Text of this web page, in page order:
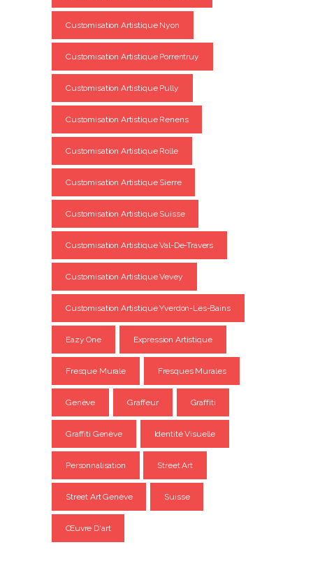
Customisation Artistique Nyon
Customisation Artistique Porrentruy
Customisation Artistique Pully
Customisation Artistique Renens
Customisation Artistique Rolle
Customisation Artistique Sierre
Customisation Artistique Suisse
Customisation Artistique Val-De-Travers
Customisation Artistique Vevey
Customisation Artistique Yverdon-Les-Bains
Eazy One Expression Artistique
Fresque Murale Fresques Murales
Genève Graffeur Graffiti
Graffiti Genève Identité Visuelle
Personnalisation Street Art
Street Art Genève Suisse
Œuvre D'art